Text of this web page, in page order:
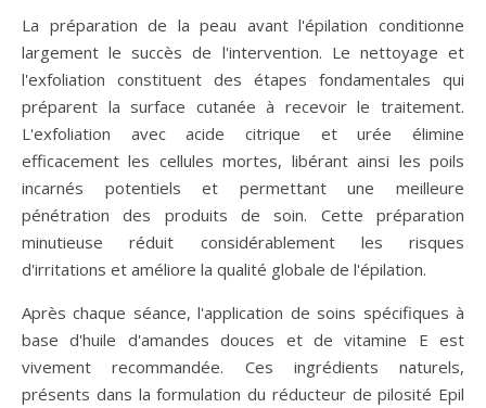
La préparation de la peau avant l'épilation conditionne
largement le succès de l'intervention. Le nettoyage et
l'exfoliation constituent des étapes fondamentales qui
préparent la surface cutanée à recevoir le traitement.
L'exfoliation avec acide citrique et urée élimine
efficacement les cellules mortes, libérant ainsi les poils
incarnés potentiels et permettant une meilleure
pénétration des produits de soin. Cette préparation
minutieuse réduit considérablement les risques
d'irritations et améliore la qualité globale de l'épilation.
Après chaque séance, l'application de soins spécifiques à
base d'huile d'amandes douces et de vitamine E est
vivement recommandée. Ces ingrédients naturels,
présents dans la formulation du réducteur de pilosité Epil